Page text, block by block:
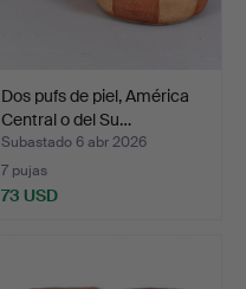
Dos pufs de piel, América
Central o del Su…
Subastado 6 abr 2026
7 pujas
73 USD